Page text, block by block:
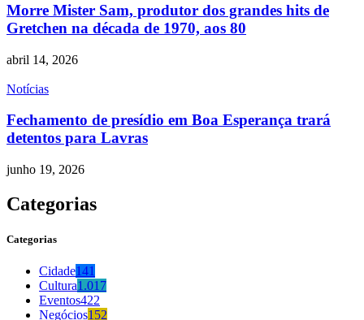
Morre Mister Sam, produtor dos grandes hits de
Gretchen na década de 1970, aos 80
abril 14, 2026
Notícias
Fechamento de presídio em Boa Esperança trará
detentos para Lavras
junho 19, 2026
Categorias
Categorias
Cidade141
Cultura1.017
Eventos422
Negócios152